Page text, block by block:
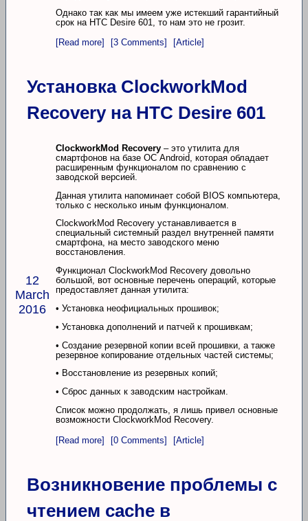
Однако так как мы имеем уже истекший гарантийный
срок на HTC Desire 601, то нам это не грозит.
[Read more]
[3 Comments] [Article]
Установка ClockworkMod
Recovery на HTC Desire 601
12
March
2016
ClockworkMod Recovery – это утилита для
смартфонов на базе ОС Android, которая обладает
расширенным функционалом по сравнению с
заводской версией.
Данная утилита напоминает собой BIOS компьютера,
только с несколько иным функционалом.
ClockworkMod Recovery устанавливается в
специальный системный раздел внутренней памяти
смартфона, на место заводского меню
восстановления.
Функционал ClockworkMod Recovery довольно
большой, вот основные перечень операций, которые
предоставляет данная утилита:
• Установка неофициальных прошивок;
• Установка дополнений и патчей к прошивкам;
• Создание резервной копии всей прошивки, а также
резервное копирование отдельных частей системы;
• Восстановление из резервных копий;
• Сброс данных к заводским настройкам.
Список можно продолжать, я лишь привел основные
возможности ClockworkMod Recovery.
[Read more]
[0 Comments] [Article]
Возникновение проблемы с
чтением cache в